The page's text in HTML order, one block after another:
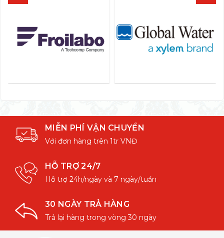
MIỄN PHÍ VẬN CHUYỂN
Với đơn hàng trên 1tr VNĐ
HỖ TRỢ 24/7
Hỗ trợ 24h/ngày và 7 ngày/tuần
30 NGÀY TRẢ HÀNG
Trả lại hàng trong vòng 30 ngày